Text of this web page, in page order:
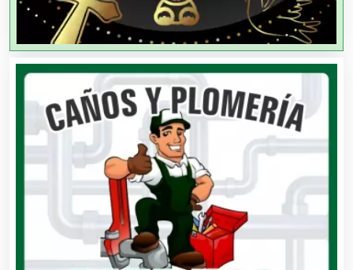
Aire Acondicionado
Alarmas
Albercas
Alimentos
Almacenaje